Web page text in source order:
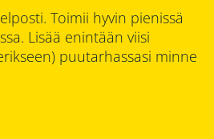
Toimii hyvin pienissä
Lisää enintään viisi
puutarhassasi minne